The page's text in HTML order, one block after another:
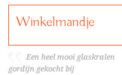
Winkelmandje
Een heel mooi glaskralen
gordijn gekocht bij